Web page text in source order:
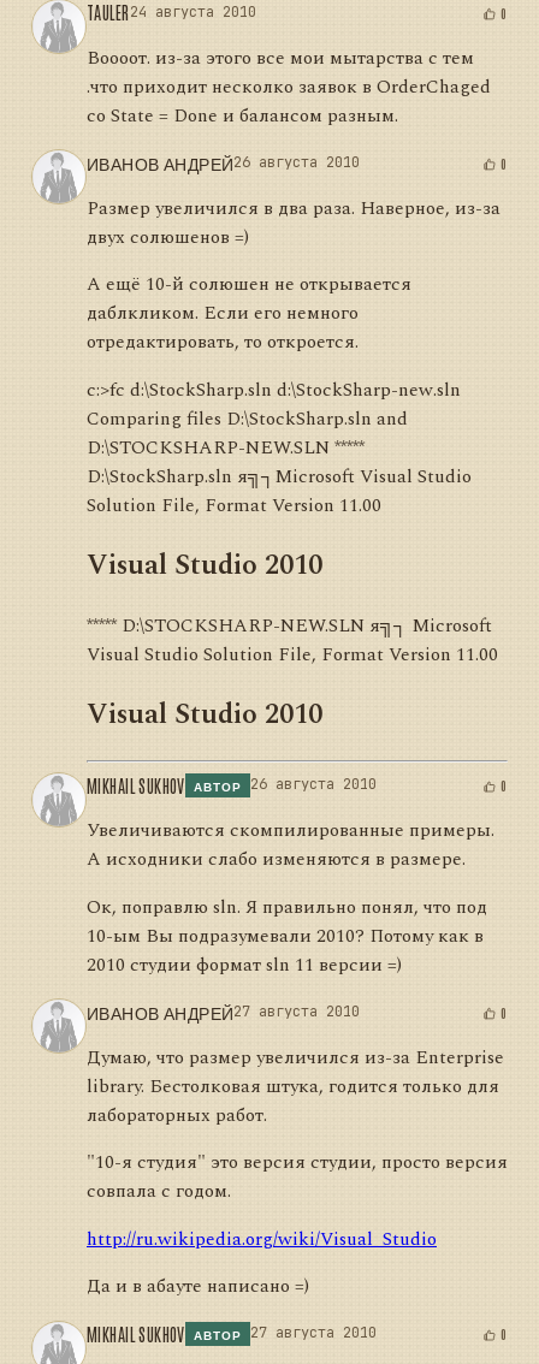
TAULER24 августа 2010 0
Воооот. из-за этого все мои мытарства с тем
.что приходит несколко заявок в OrderChaged
со State = Done и балансом разным.
ИВАНОВ АНДРЕЙ26 августа 2010 0
Размер увеличился в два раза. Наверное, из-за
двух солюшенов =)
А ещё 10-й солюшен не открывается
даблкликом. Если его немного
отредактировать, то откроется.
c:>fc d:\StockSharp.sln d:\StockSharp-new.sln
Comparing files D:\StockSharp.sln and
D:\STOCKSHARP-NEW.SLN *****
D:\StockSharp.sln я╗┐Microsoft Visual Studio
Solution File, Format Version 11.00
Visual Studio 2010
***** D:\STOCKSHARP-NEW.SLN я╗┐ Microsoft
Visual Studio Solution File, Format Version 11.00
Visual Studio 2010
MIKHAIL SUKHOV АВТОР 26 августа 2010 0
Увеличиваются скомпилированные примеры.
А исходники слабо изменяются в размере.
Ок, поправлю sln. Я правильно понял, что под
10-ым Вы подразумевали 2010? Потому как в
2010 студии формат sln 11 версии =)
ИВАНОВ АНДРЕЙ27 августа 2010 0
Думаю, что размер увеличился из-за Enterprise
library. Бестолковая штука, годится только для
лабораторных работ.
"10-я студия" это версия студии, просто версия
совпала с годом.
http://ru.wikipedia.org/wiki/Visual_Studio
Да и в абауте написано =)
MIKHAIL SUKHOV АВТОР 27 августа 2010 0